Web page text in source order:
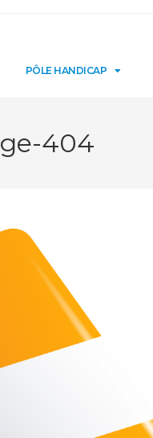
PÔLE HANDICAP
404